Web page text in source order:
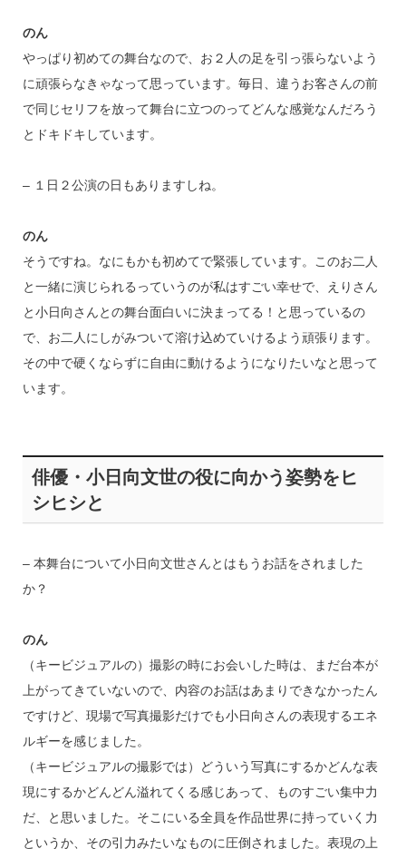
のん
やっぱり初めての舞台なので、お２人の足を引っ張らないよう
に頑張らなきゃなって思っています。毎日、違うお客さんの前
で同じセリフを放って舞台に立つのってどんな感覚なんだろう
とドキドキしています。
– １日２公演の日もありますしね。
のん
そうですね。なにもかも初めてで緊張しています。このお二人
と一緒に演じられるっていうのが私はすごい幸せで、えりさん
と小日向さんとの舞台面白いに決まってる！と思っているの
で、お二人にしがみついて溶け込めていけるよう頑張ります。
その中で硬くならずに自由に動けるようになりたいなと思って
います。
俳優・小日向文世の役に向かう姿勢をヒ
シヒシと
– 本舞台について小日向文世さんとはもうお話をされました
か？
のん
（キービジュアルの）撮影の時にお会いした時は、まだ台本が
上がってきていないので、内容のお話はあまりできなかったん
ですけど、現場で写真撮影だけでも小日向さんの表現するエネ
ルギーを感じました。
（キービジュアルの撮影では）どういう写真にするかどんな表
現にするかどんどん溢れてくる感じあって、ものすごい集中力
だ、と思いました。そこにいる全員を作品世界に持っていく力
というか、その引力みたいなものに圧倒されました。表現の上